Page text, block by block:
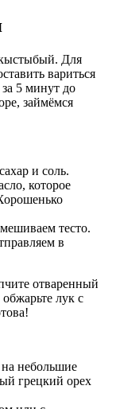
кыстыбый. Для
вариться
5 минут до
займёмся
и соль.
которое
тесто.
в
отваренный
лук с
небольшие
грецкий орех